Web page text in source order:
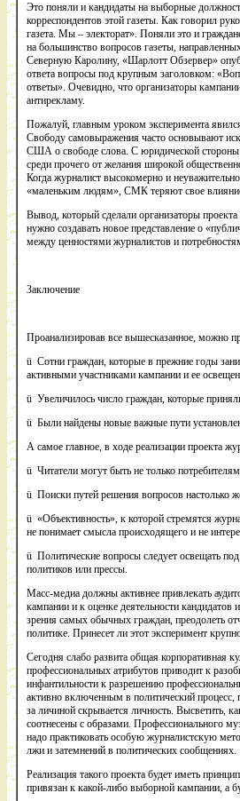
Это поняли и кандидаты на выборные
корреспондентов этой газеты. Как говорил
газета. Мы – электорат». Поняли это и
на большинство вопросов газеты,
Северную Каролину, «Шарлотт Обзервер»
ответа вопросы под крупным заголовком:
ответы». Очевидно, что организаторы
антирекламу.
Пожалуй, главным уроком эксперимента
Свободу самовыражения часто основывают
США о свободе слова. С юридической стороны
среди прочего от желания широкой
Когда журналист высокомерно и
«маленьким людям», СМК теряют свое
Вывод, который сделали организаторы
нужно создавать новое представление о
между ценностями журналистов и
Заключение
Проанализировав все вышесказанное, можно
ü Сотни граждан, которые в прежние годы
активными участниками кампании и ее
ü Увеличилось число граждан, которые
ü Были найдены новые важные пути
А самое главное, в ходе реализации проекта
ü Читатели могут быть не только
ü Поиски путей решения вопросов настолько
ü «Объективность», к которой стремятся
не понимает смысла происходящего и не
ü Политические вопросы следует освещать
политиков или прессы.
Масс-медиа должны активнее привлекать
кампании и к оценке деятельности
зрения самых обычных граждан, преодолеть
политике. Принесет ли этот эксперимент
Сегодня слабо развита общая корпоративная
профессиональных атрибутов приводит к
инфантильности к разрешению
активно включенным в политический
за личиной скрывается личность. Высветить,
соотнесены с образами. Профессионального
надо практиковать особую журналистскую
лжи и затемнений в политических сообщениях.
Реализация такого проекта будет иметь
привязан к какой-либо выборной кампании, а